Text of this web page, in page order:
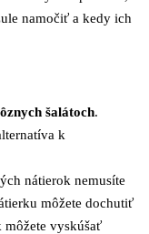
namočiť a kedy ich
šalátoch.
k
nátierok nemusíte
môžete dochutiť
môžete vyskúšať